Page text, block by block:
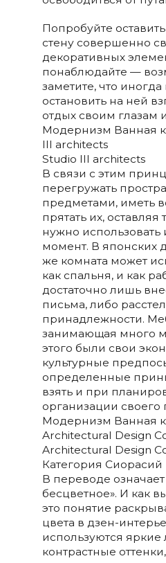
Попробуйте
стену совершенно
декоративных
понаблюдайте —
заметите, что иногда
остановить на ней
отдых своим глазам
Модернизм Ванная
III architects
Studio III architects
В связи с этим
перегружать
предметами, иметь
прятать их, оставляя
нужно
момент. В японских
же комната может
как спальня, и как
достаточно лишь
письма, либо
принадлежности.
занимающая много
этого были свои
культурные
определенные
взять и при
организации своего
Модернизм Ванная
Architectural Design
Architectural Design
Категория Сиорасий
В переводе означает
бесцветное». И как
это понятие
цвета в дзен-
используются яркие
контрастные